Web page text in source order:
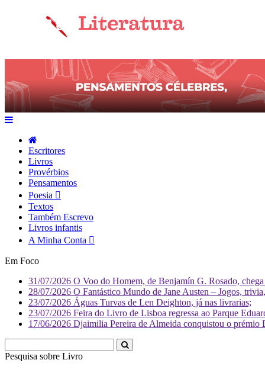
Escritores
Livros
Provérbios
Pensamentos
Poesia
Textos
Também Escrevo
Livros infantis
A Minha Conta
Em Foco
31/07/2026 O Voo do Homem, de Benjamín G. Rosado,
28/07/2026 O Fantástico Mundo de Jane Austen – Jogos,
23/07/2026 Águas Turvas de Len Deighton, já nas livrarias;
23/07/2026 Feira do Livro de Lisboa regressa ao Parque
17/06/2026 Djaimilia Pereira de Almeida conquistou o
Pesquisa sobre Li